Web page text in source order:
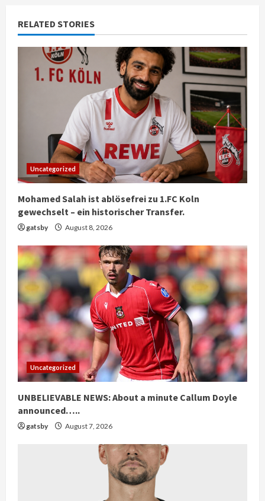
RELATED STORIES
Uncategorized
Mohamed Salah ist ablösefrei zu 1.FC Koln
gewechselt – ein historischer Transfer.
gatsby August 8, 2026
Uncategorized
UNBELIEVABLE NEWS: About a minute Callum Doyle
announced…..
gatsby August 7, 2026